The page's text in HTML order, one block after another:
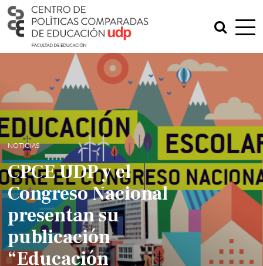
NOTICIAS
CPCE UDP y el
Congreso Nacional
presentan su
publicación
“Educación